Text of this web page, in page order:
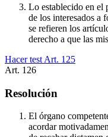
Lo establecido en el
de los interesados a
se refieren los
derecho a que las
Hacer test Art. 125
Art. 126
Resolución
El órgano
acordar